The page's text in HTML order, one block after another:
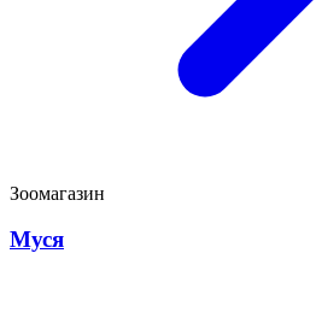
Зоомагазин
Муся